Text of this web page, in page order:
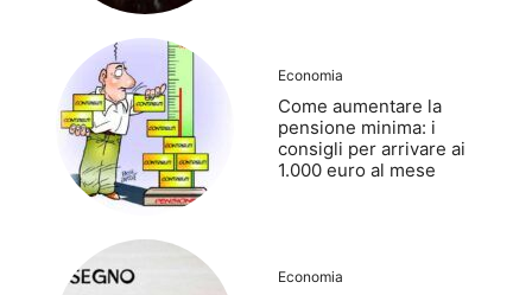
Economia
Come aumentare la
pensione minima: i
consigli per arrivare ai
1.000 euro al mese
Economia